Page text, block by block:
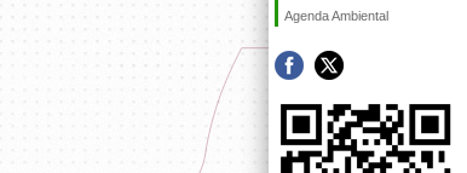
Agenda Ambiental